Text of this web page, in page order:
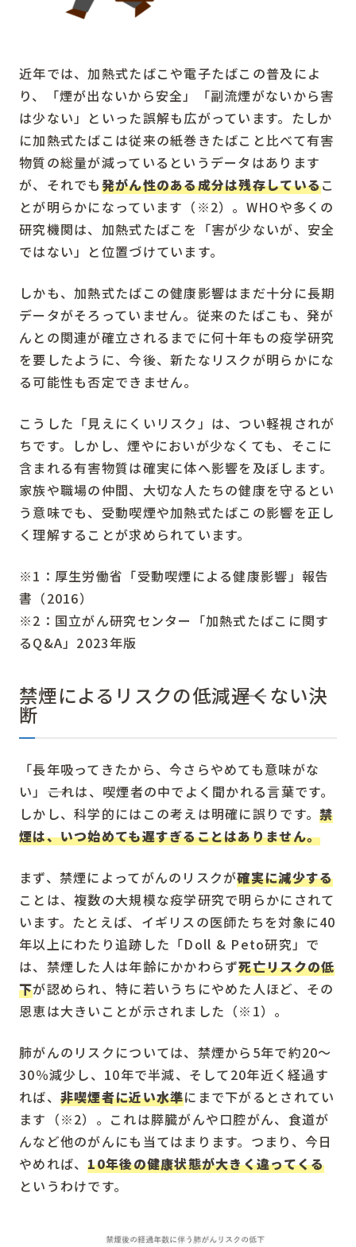
近年では、加熱式たばこや電子たばこの普及によ
り、「煙が出ないから安全」「副流煙がないから害
は少ない」といった誤解も広がっています。たしか
に加熱式たばこは従来の紙巻きたばこと比べて有害
物質の総量が減っているというデータはあります
が、それでも発がん性のある成分は残存しているこ
とが明らかになっています（※2）。WHOや多くの
研究機関は、加熱式たばこを「害が少ないが、安全
ではない」と位置づけています。
しかも、加熱式たばこの健康影響はまだ十分に長期
データがそろっていません。従来のたばこも、発が
んとの関連が確立されるまでに何十年もの疫学研究
を要したように、今後、新たなリスクが明らかにな
る可能性も否定できません。
こうした「見えにくいリスク」は、つい軽視されが
ちです。しかし、煙やにおいが少なくても、そこに
含まれる有害物質は確実に体へ影響を及ぼします。
家族や職場の仲間、大切な人たちの健康を守るとい
う意味でも、受動喫煙や加熱式たばこの影響を正し
く理解することが求められています。
※1：厚生労働省「受動喫煙による健康影響」報告
書（2016）
※2：国立がん研究センター「加熱式たばこに関す
るQ&A」2023年版
禁煙によるリスクの低減――遅くない決
断
「長年吸ってきたから、今さらやめても意味がな
い」――これは、喫煙者の中でよく聞かれる言葉です。
しかし、科学的にはこの考えは明確に誤りです。禁
煙は、いつ始めても遅すぎることはありません。
まず、禁煙によってがんのリスクが確実に減少する
ことは、複数の大規模な疫学研究で明らかにされて
います。たとえば、イギリスの医師たちを対象に40
年以上にわたり追跡した「Doll & Peto研究」で
は、禁煙した人は年齢にかかわらず死亡リスクの低
下が認められ、特に若いうちにやめた人ほど、その
恩恵は大きいことが示されました（※1）。
肺がんのリスクについては、禁煙から5年で約20〜
30％減少し、10年で半減、そして20年近く経過す
れば、 非喫煙者に近い水準にまで下がるとされてい
ます（※2）。これは膵臓がんや口腔がん、食道が
んなど他のがんにも当てはまります。つまり、今日
やめれば、10年後の健康状態が大きく違ってくる
というわけです。